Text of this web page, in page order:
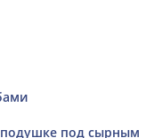
под сырным